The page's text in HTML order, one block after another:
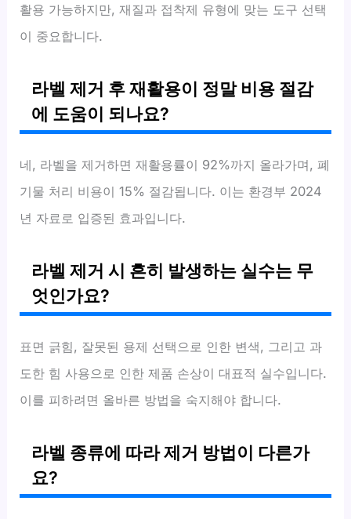
활용 가능하지만, 재질과 접착제 유형에 맞는 도구 선택
이 중요합니다.
라벨 제거 후 재활용이 정말 비용 절감
에 도움이 되나요?
네, 라벨을 제거하면 재활용률이 92%까지 올라가며, 폐
기물 처리 비용이 15% 절감됩니다. 이는 환경부 2024
년 자료로 입증된 효과입니다.
라벨 제거 시 흔히 발생하는 실수는 무
엇인가요?
표면 긁힘, 잘못된 용제 선택으로 인한 변색, 그리고 과
도한 힘 사용으로 인한 제품 손상이 대표적 실수입니다.
이를 피하려면 올바른 방법을 숙지해야 합니다.
라벨 종류에 따라 제거 방법이 다른가
요?